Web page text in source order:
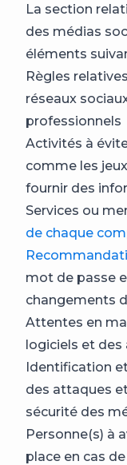
La section
des médias
éléments
Règles
réseaux
professionnels
Activités à
comme les
fournir des
Services ou
de chaque
mot de passe
changements
Attentes en
logiciels et des
Identification
des attaques
sécurité des
Personne(s) à
place en cas